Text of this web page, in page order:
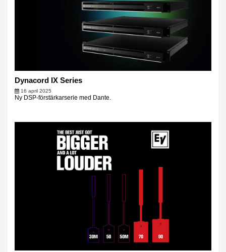
Dynacord IX Series
16 april 2025
Ny DSP-förstärkarserie med Dante.